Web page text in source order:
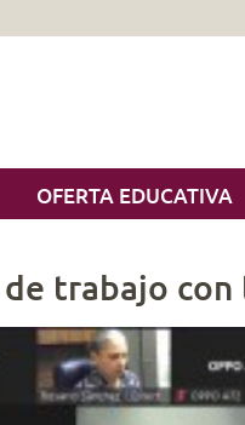
OFERTA EDUCATIVA
trabajo